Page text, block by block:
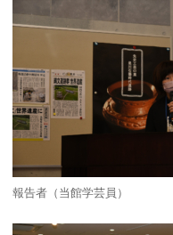
報告者（当館学芸員）